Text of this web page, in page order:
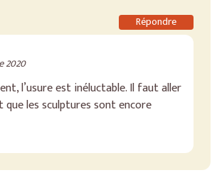
Répondre
2020
l’usure est inéluctable. Il faut aller
les sculptures sont encore